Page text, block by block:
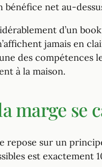
bénéfice net au-
d’un
jamais en
des compétences
à la maison.
marge se
repose sur un
est exactement